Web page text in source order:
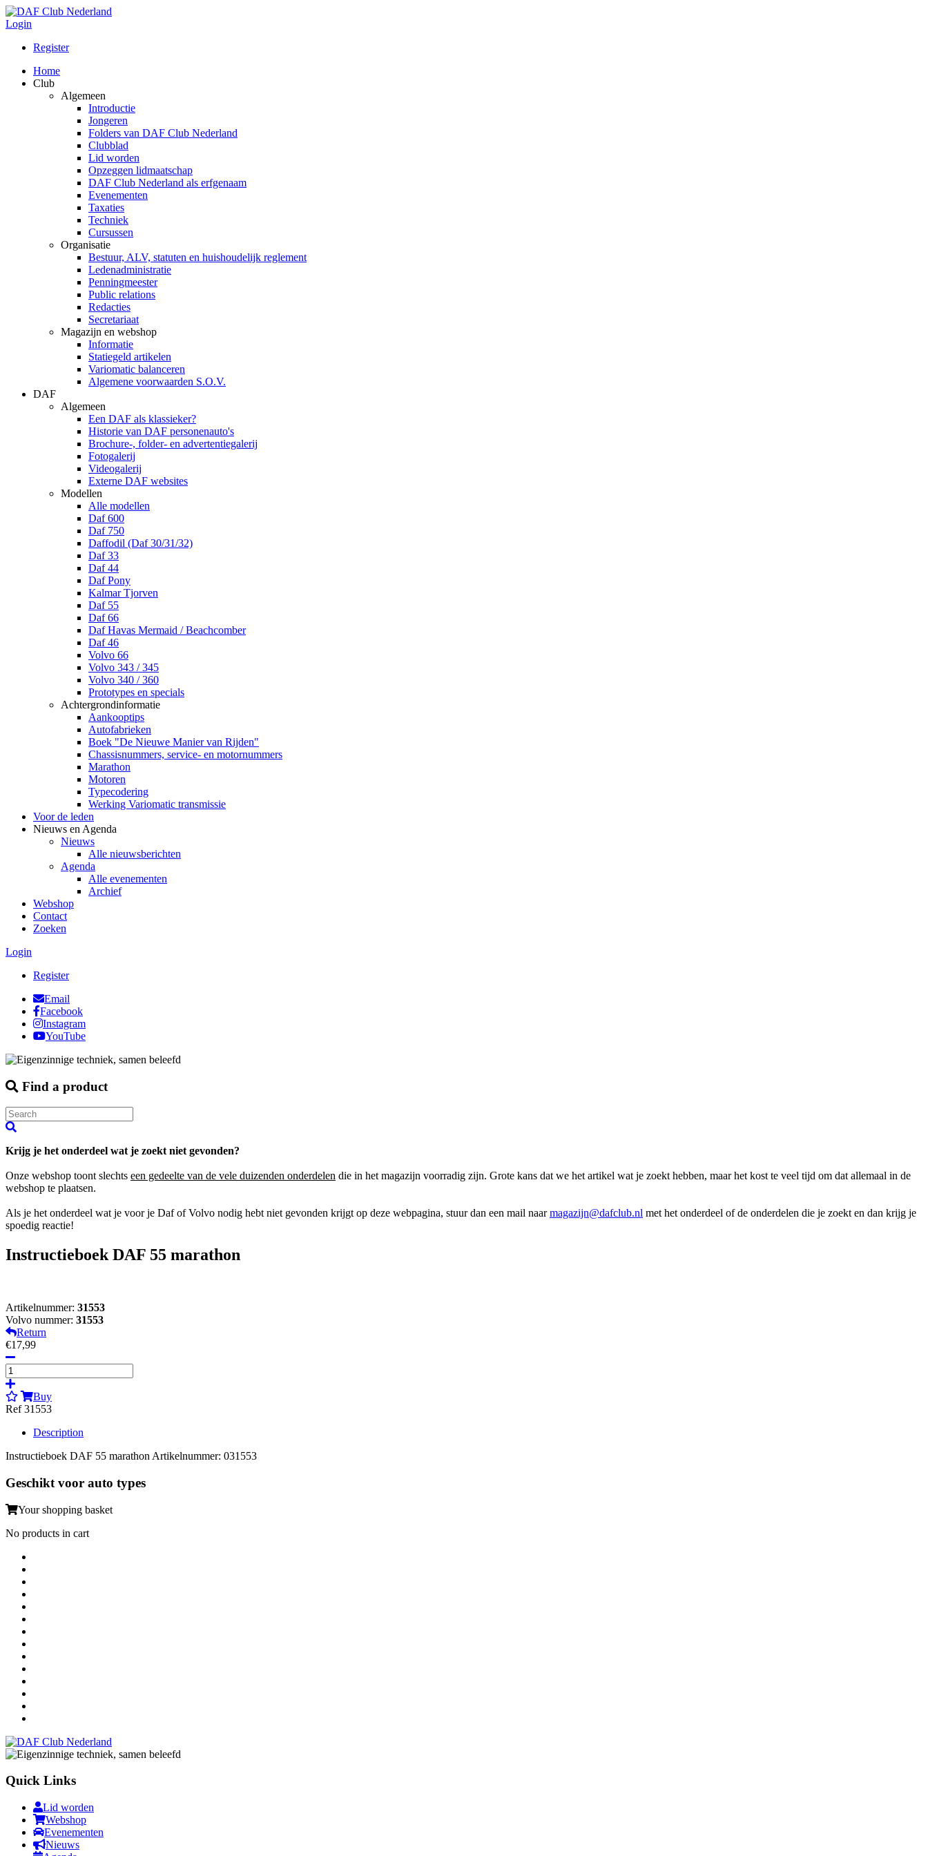
Login
Register
Home
Club
Algemeen
Introductie
Jongeren
Folders van DAF Club Nederland
Clubblad
Lid worden
Opzeggen lidmaatschap
DAF Club Nederland als erfgenaam
Evenementen
Taxaties
Techniek
Cursussen
Organisatie
Bestuur, ALV, statuten en huishoudelijk reglement
Ledenadministratie
Penningmeester
Public relations
Redacties
Secretariaat
Magazijn en webshop
Informatie
Statiegeld artikelen
Variomatic balanceren
Algemene voorwaarden S.O.V.
DAF
Algemeen
Een DAF als klassieker?
Historie van DAF personenauto's
Brochure-, folder- en advertentiegalerij
Fotogalerij
Videogalerij
Externe DAF websites
Modellen
Alle modellen
Daf 600
Daf 750
Daffodil (Daf 30/31/32)
Daf 33
Daf 44
Daf Pony
Kalmar Tjorven
Daf 55
Daf 66
Daf Havas Mermaid / Beachcomber
Daf 46
Volvo 66
Volvo 343 / 345
Volvo 340 / 360
Prototypes en specials
Achtergrondinformatie
Aankooptips
Autofabrieken
Boek "De Nieuwe Manier van Rijden"
Chassisnummers, service- en motornummers
Marathon
Motoren
Typecodering
Werking Variomatic transmissie
Voor de leden
Nieuws en Agenda
Nieuws
Alle nieuwsberichten
Agenda
Alle evenementen
Archief
Webshop
Contact
Zoeken
Login
Register
Email
Facebook
Instagram
YouTube
Find a product
Krijg je het onderdeel wat je zoekt niet gevonden?
Onze webshop toont slechts een gedeelte van de vele duizenden onderdelen die in het magazijn voorradig zijn. Grote kans dat we het artikel wat je zoekt hebben, maar het kost te veel tijd om dat allemaal in de
webshop te plaatsen.
Als je het onderdeel wat je voor je Daf of Volvo nodig hebt niet gevonden krijgt op deze webpagina, stuur dan een mail naarmagazijn@dafclub.nl met het onderdeel of de onderdelen die je zoekt en dan krijg je
spoedig reactie!
Instructieboek DAF 55 marathon
Artikelnummer: 31553
Volvo nummer: 31553
Return
€17,99
Buy
Ref 31553
Description
Instructieboek DAF 55 marathon Artikelnummer: 031553
Geschikt voor auto types
Your shopping basket
No products in cart
Quick Links
Lid worden
Webshop
Evenementen
Nieuws